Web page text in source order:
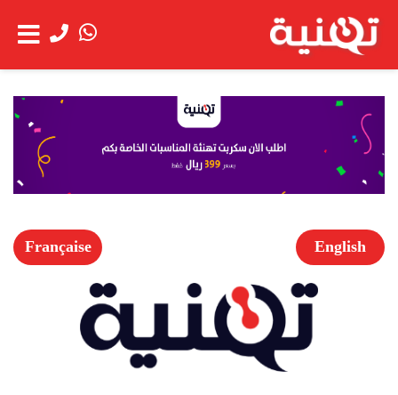
الحساب
شاهد العربة
خدمة
العملاء
الخدمات
English
Française